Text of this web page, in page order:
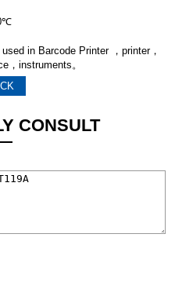
in Barcode Printer ，printer，
，instruments。
CONSULT